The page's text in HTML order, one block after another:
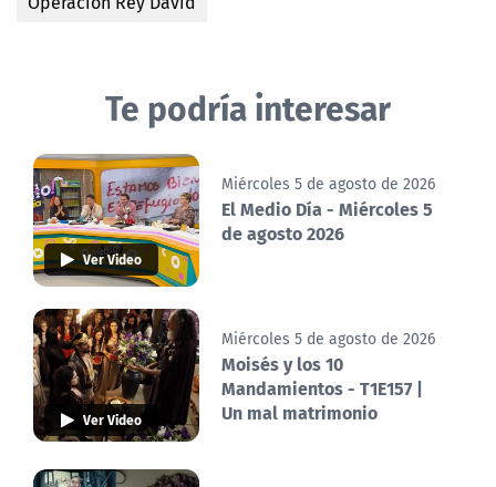
Te podría interesar
Ver Video
Miércoles 5 de agosto de 2026
El Medio Día - Miércoles 5
de agosto 2026
Ver Video
Miércoles 5 de agosto de 2026
Moisés y los 10
Mandamientos - T1E157 |
Un mal matrimonio